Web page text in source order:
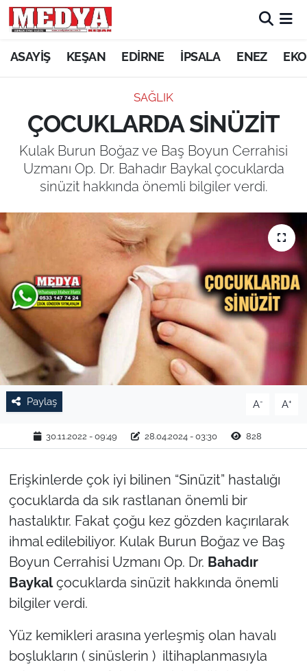
ASAYİŞ KEŞAN EDİRNE İPSALA ENEZ
SAĞLIK
ÇOCUKLARDA SİNÜZİT
Kulak Burun Boğaz ve Baş Boyun Cerrahisi
Uzmanı Op. Dr. Bahadır Baykal çocuklarda
sinüzit hakkında önemli bilgiler verdi.
Paylaş A- A+
30.11.2022 - 09:49 28.04.2024 - 03:30 828
Erişkinlerde çok iyi bilinen “Sinüzit” hastalığı
çocuklarda da sık rastlanan önemli bir
hastalıktır. Fakat çoğu kez gözden kaçırılarak
ihmal edilebiliyor. Kulak Burun Boğaz ve Baş
Boyun Cerrahisi Uzmanı Op. Dr. Bahadır
Baykalçocuklarda sinüzit hakkında önemli
bilgiler verdi.
Yüz kemikleri arasına yerleşmiş olan havalı
boşlukların ( sinüslerin ) iltihaplanmasıyla
KEŞAN
ASAYİŞ
SİYASET
GÜNDEM
EĞİTİM
TARIM VE HAYVANCILIK
KÜLTÜR SANAT
RESMİ İLAN
SPOR
YAŞAM
EDİRNE
TEKİRDAĞ
KIRKLARELİ
ÇANAKKALE